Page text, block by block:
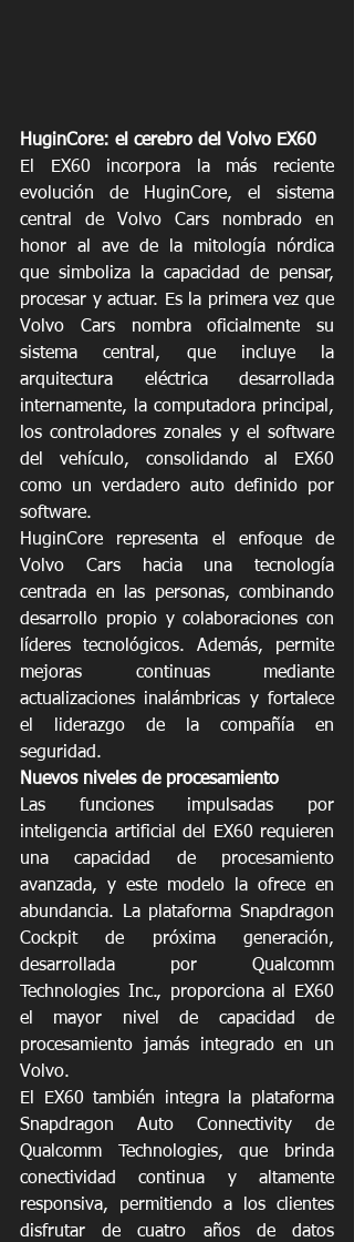
HuginCore: el cerebro del Volvo EX60
El EX60 incorpora la más reciente
evolución de HuginCore, el sistema
central de Volvo Cars nombrado en
honor al ave de la mitología nórdica
que simboliza la capacidad de pensar,
procesar y actuar. Es la primera vez que
Volvo Cars nombra oficialmente su
sistema central, que incluye la
arquitectura eléctrica desarrollada
internamente, la computadora principal,
los controladores zonales y el software
del vehículo, consolidando al EX60
como un verdadero auto definido por
software.
HuginCore representa el enfoque de
Volvo Cars hacia una tecnología
centrada en las personas, combinando
desarrollo propio y colaboraciones con
líderes tecnológicos. Además, permite
mejoras continuas mediante
actualizaciones inalámbricas y fortalece
el liderazgo de la compañía en
seguridad.
Nuevos niveles de procesamiento
Las funciones impulsadas por
inteligencia artificial del EX60 requieren
una capacidad de procesamiento
avanzada, y este modelo la ofrece en
abundancia. La plataforma Snapdragon
Cockpit de próxima generación,
desarrollada por Qualcomm
Technologies Inc., proporciona al EX60
el mayor nivel de capacidad de
procesamiento jamás integrado en un
Volvo.
El EX60 también integra la plataforma
Snapdragon Auto Connectivity de
Qualcomm Technologies, que brinda
conectividad continua y altamente
responsiva, permitiendo a los clientes
disfrutar de cuatro años de datos